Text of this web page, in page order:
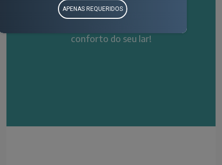
Os cuidados do
conforto do seu lar!